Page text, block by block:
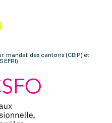
mandat des cantons (CDIP) et